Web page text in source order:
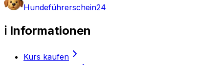
Hundeführerschein24
ℹ️ Informationen
Kurs kaufen